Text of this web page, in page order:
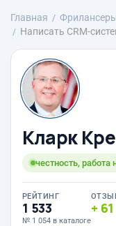
Главная
Написать CRM-
Кларк
честность, работа
РЕЙТИНГ
1 533
№ 1 054 в каталоге
61